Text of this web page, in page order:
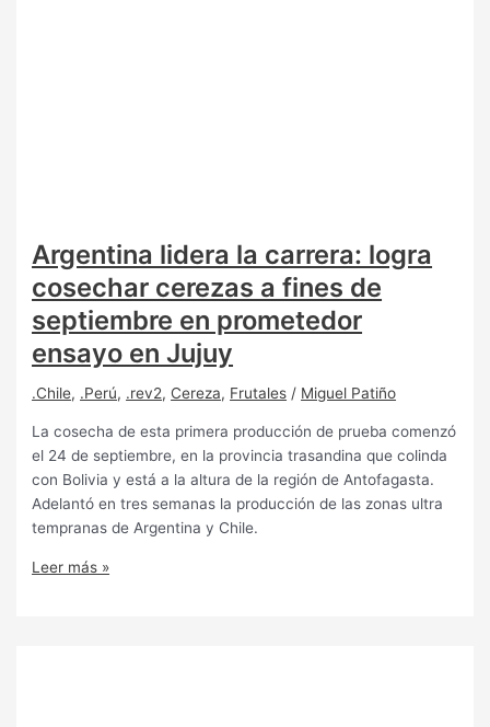
Argentina lidera la carrera: logra
cosechar cerezas a fines de
septiembre en prometedor
ensayo en Jujuy
.Chile, .Perú, .rev2, Cereza, Frutales / Miguel Patiño
La cosecha de esta primera producción de prueba comenzó
el 24 de septiembre, en la provincia trasandina que colinda
con Bolivia y está a la altura de la región de Antofagasta.
Adelantó en tres semanas la producción de las zonas ultra
tempranas de Argentina y Chile.
Leer más »